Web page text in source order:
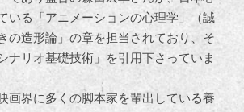
いる「アニメーションの心理学」（誠
の造形論」の章を担当されており、そ
ナリオ基礎技術」を引用下さっていま
画界に多くの脚本家を輩出している養